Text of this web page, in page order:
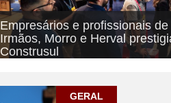
Empresários e profissionais
Irmãos, Morro e Herval
Construsul
GERAL